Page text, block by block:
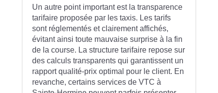
Un autre point important est la transparence
tarifaire proposée par les taxis. Les tarifs
sont réglementés et clairement affichés,
évitant ainsi toute mauvaise surprise à la fin
de la course. La structure tarifaire repose sur
des calculs transparents qui garantissent un
rapport qualité-prix optimal pour le client. En
revanche, certains services de VTC à